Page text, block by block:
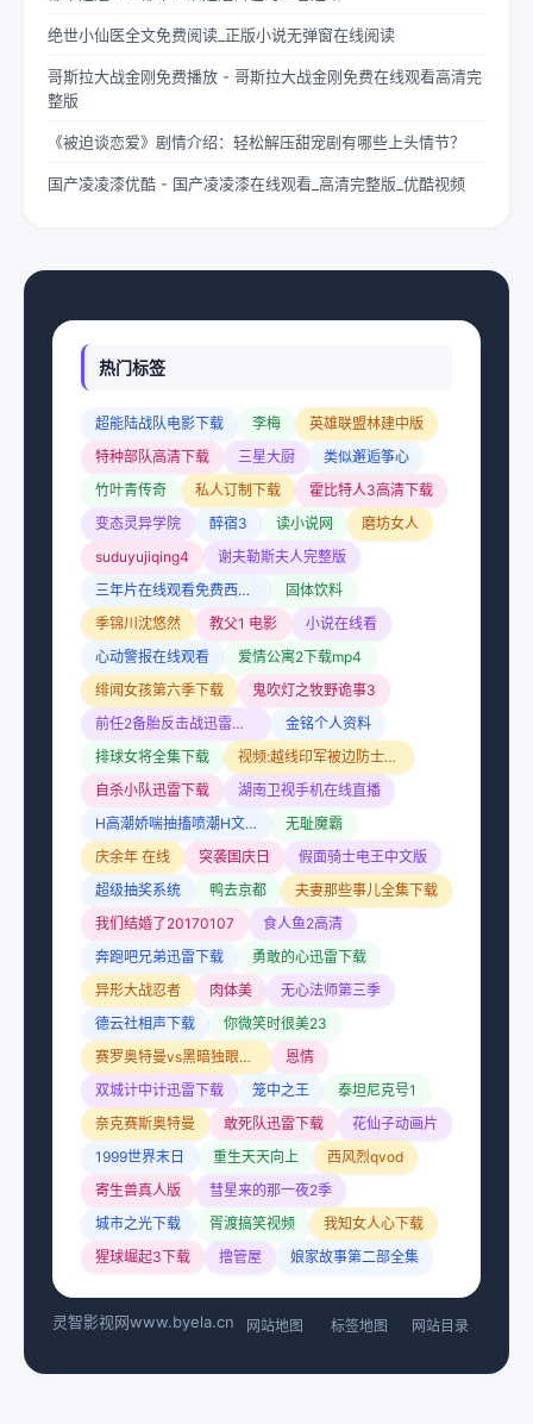
绝世小仙医全文免费阅读_正版小说无弹窗在线阅读
哥斯拉大战金刚免费播放 - 哥斯拉大战金刚免费在线观看高清完
整版
《被迫谈恋爱》剧情介绍：轻松解压甜宠剧有哪些上头情节？
国产凌凌漆优酷 - 国产凌凌漆在线观看_高清完整版_优酷视频
热门标签
超能陆战队电影下载 李梅
英雄联盟林建中版
特种部队高清下载
三星大厨
类似邂逅筝心
竹叶青传奇
私人订制下载
霍比特人3高清下载
变态灵异学院
醉宿3 读小说网
磨坊女人
suduyujiqing4
谢夫勒斯夫人完整版
三年片在线观看免费西瓜视频
固体饮料
季锦川沈悠然
教父1 电影
小说在线看
心动警报在线观看
爱情公寓2下载mp4
绯闻女孩第六季下载
鬼吹灯之牧野诡事3
前任2备胎反击战迅雷下载
金铭个人资料
排球女将全集下载
视频:越线印军被边防士兵俘虏
自杀小队迅雷下载
湖南卫视手机在线直播
H高潮娇喘抽搐喷潮H文男男小说
无耻魔霸
庆余年 在线
突袭国庆日
假面骑士电王中文版
超级抽奖系统
鸭去京都
夫妻那些事儿全集下载
我们结婚了20170107
食人鱼2高清
奔跑吧兄弟迅雷下载
勇敢的心迅雷下载
异形大战忍者
肉体美
无心法师第三季
德云社相声下载
你微笑时很美23
赛罗奥特曼vs黑暗独眼巨人赛罗
恩情
双城计中计迅雷下载
笼中之王
泰坦尼克号1
奈克赛斯奥特曼
敢死队迅雷下载
花仙子动画片
1999世界末日
重生天天向上
西风烈qvod
寄生兽真人版
彗星来的那一夜2季
城市之光下载
胥渡搞笑视频
我知女人心下载
猩球崛起3下载
撸管屋 娘家故事第二部全集
灵智影视网www.byela.cn 网站地图 标签地图 网站目录